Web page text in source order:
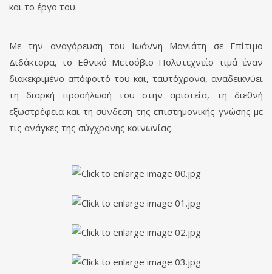
και το έργο του.
Με την αναγόρευση του Ιωάννη Μανιάτη σε Επίτιμο
Διδάκτορα, το Εθνικό Μετσόβιο Πολυτεχνείο τιμά έναν
διακεκριμένο απόφοιτό του και, ταυτόχρονα, αναδεικνύει
τη διαρκή προσήλωσή του στην αριστεία, τη διεθνή
εξωστρέφεια και τη σύνδεση της επιστημονικής γνώσης με
τις ανάγκες της σύγχρονης κοινωνίας.